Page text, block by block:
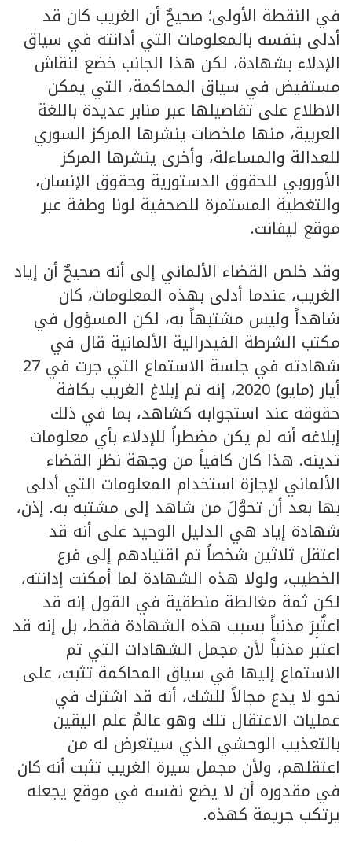
في النقطة الأولى؛ صحيحٌ أن الغريب كان قد
أدلى بنفسه بالمعلومات التي أدانته في سياق
الإدلاء بشهادة، لكن هذا الجانب خضع لنقاش
مستفيض في سياق المحاكمة، التي يمكن
الاطلاع على تفاصيلها عبر منابر عديدة باللغة
العربية، منها ملخصات ينشرها المركز السوري
للعدالة والمساءلة، وأخرى ينشرها المركز
الأوروبي للحقوق الدستورية وحقوق الإنسان،
والتغطية المستمرة للصحفية لونا وطفة عبر
موقع ليفانت.
وقد خلص القضاء الألماني إلى أنه صحيحٌ أن إياد
الغريب، عندما أدلى بهذه المعلومات، كان
شاهداً وليس مشتبهاً به، لكن المسؤول في
مكتب الشرطة الفيدرالية الألمانية قال في
شهادته في جلسة الاستماع التي جرت في 27
أيار (مايو) 2020، إنه تم إبلاغ الغريب بكافة
حقوقه عند استجوابه كشاهد، بما في ذلك
إبلاغه أنه لم يكن مضطراً للإدلاء بأي معلومات
تدينه. هذا كان كافياً من وجهة نظر القضاء
الألماني لإجازة استخدام المعلومات التي أدلى
بها بعد أن تحوَّلَ من شاهد إلى مشتبه به. إذن،
شهادة إياد هي الدليل الوحيد على أنه قد
اعتقل ثلاثين شخصاً تم اقتيادهم إلى فرع
الخطيب، ولولا هذه الشهادة لما أمكنت إدانته،
لكن ثمة مغالطة منطقية في القول إنه قد
اعتُبِرَ مذنباً بسبب هذه الشهادة فقط، بل إنه قد
اعتبر مذنباً لأن مجمل الشهادات التي تم
الاستماع إليها في سياق المحاكمة تثبت، على
نحو لا يدع مجالاً للشك، أنه قد اشترك في
عمليات الاعتقال تلك وهو عالمٌ علم اليقين
بالتعذيب الوحشي الذي سيتعرض له من
اعتقلهم، ولأن مجمل سيرة الغريب تثبت أنه كان
في مقدوره أن لا يضع نفسه في موقع يجعله
يرتكب جريمة كهذه.